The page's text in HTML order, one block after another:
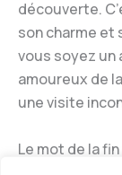
découverte.
son charme et
vous soyez un
amoureux de
une visite
Le mot de la